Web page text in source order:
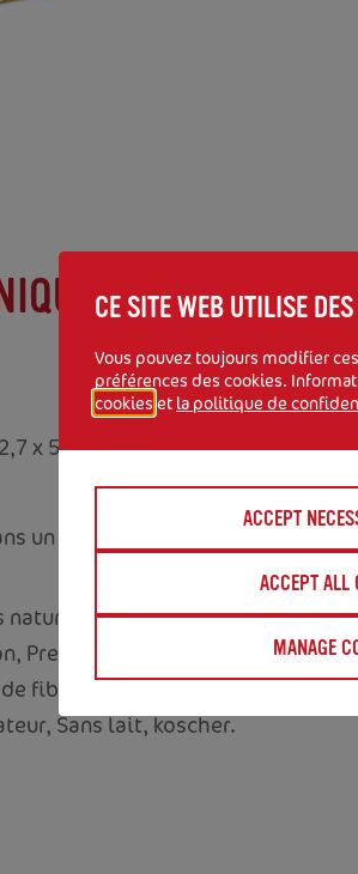
x 5 cm
un endroit frais et sec,
Sans sucres ajoutés,
Pressé, sans cuisson, en
fibres, Végétalien, Sans
Sans lait, koscher.
CE SITE WEB UTILISE
Vous pouvez toujours modifier
préférences des cookies.
cookies et la politique de
ACCEPT
ACCEPT ALL
MANAGE